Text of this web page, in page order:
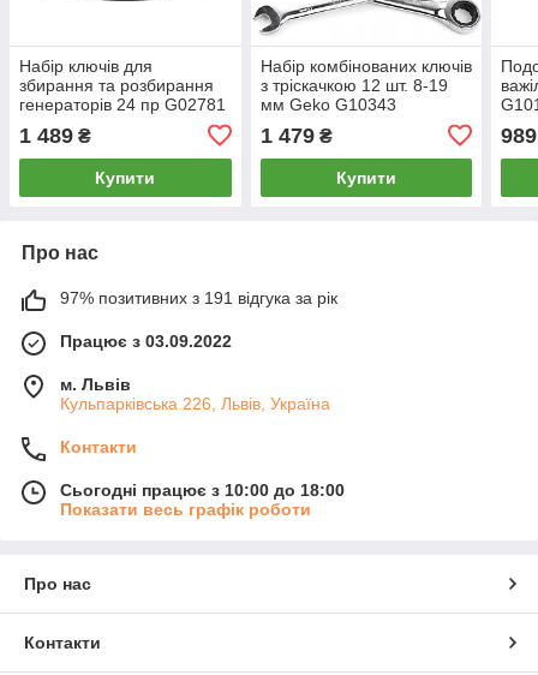
Набір ключів для
збирання та розбирання
генераторів 24 пр G02781
1 489 ₴
Купити
Набір комбінованих ключів
з тріскачкою 12 шт. 8-19
мм Geko G10343
1 479₴
Купити
989
Про нас
97% позитивних з 191 відгука за рік
Працює з 03.09.2022
м. Львів
Кульпарківська 226, Львів, Україна
Контакти
Сьогодні працює з 10:00 до 18:00
Показати весь графік роботи
Про нас
Контакти